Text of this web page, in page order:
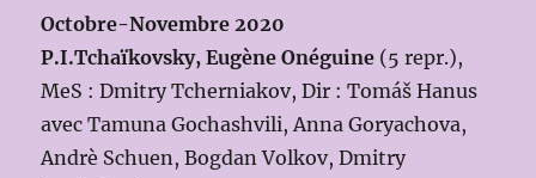
Octobre-Novembre 2020
P.I.Tchaïkovsky, Eugène Onéguine (5 repr.),
MeS : Dmitry Tcherniakov, Dir : Tomáš Hanus
avec Tamuna Gochashvili, Anna Goryachova,
Andrè Schuen, Bogdan Volkov, Dmitry